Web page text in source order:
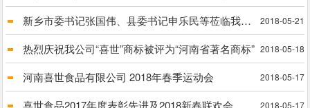
新乡市委书记张国伟、县委书记申乐民等莅临我公司进行实地调研脱贫攻坚工作 2018-05-21
热烈庆祝我公司“喜世”商标被评为“河南省著名商标” 2018-05-18
河南喜世食品有限公司 2018年春季运动会 2018-05-17
喜世食品2017年度表彰先进及2018新春联欢会 2018-05-17